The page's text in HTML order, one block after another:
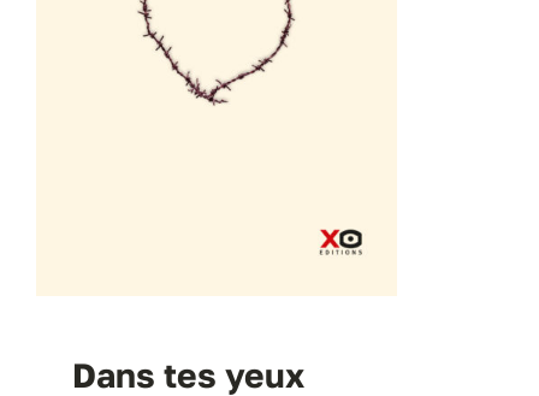
Dans tes yeux